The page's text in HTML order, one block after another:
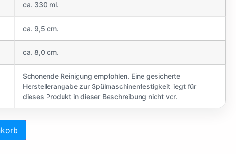
ca. 330 ml.
ca. 9,5 cm.
ca. 8,0 cm.
Schonende Reinigung empfohlen. Eine gesicherte
Herstellerangabe zur Spülmaschinenfestigkeit liegt für
dieses Produkt in dieser Beschreibung nicht vor.